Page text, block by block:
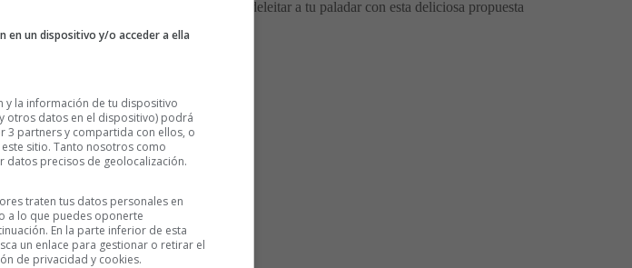
tradicionales. ¡Prepárate para deleitar a tu paladar con esta deliciosa propuesta
en un dispositivo y/o acceder a ella
y la información de tu dispositivo
otros datos en el dispositivo) podrá
3 partners y compartida con ellos, o
sitio. Tanto nosotros como
datos precisos de geolocalización.
traten tus datos personales en
a lo que puedes oponerte
En la parte inferior de esta
un enlace para gestionar o retirar el
de privacidad y cookies.